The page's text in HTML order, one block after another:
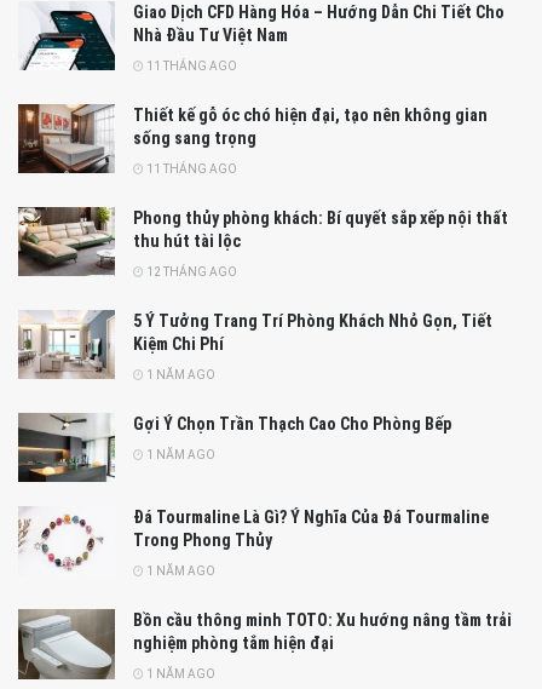
Giao Dịch CFD Hàng Hóa – Hướng Dẫn Chi Tiết Cho
Nhà Đầu Tư Việt Nam
11 THÁNG AGO
Thiết kế gỗ óc chó hiện đại, tạo nên không gian
sống sang trọng
11 THÁNG AGO
Phong thủy phòng khách: Bí quyết sắp xếp nội thất
thu hút tài lộc
12 THÁNG AGO
5 Ý Tưởng Trang Trí Phòng Khách Nhỏ Gọn, Tiết
Kiệm Chi Phí
1 NĂM AGO
Gợi Ý Chọn Trần Thạch Cao Cho Phòng Bếp
1 NĂM AGO
Đá Tourmaline Là Gì? Ý Nghĩa Của Đá Tourmaline
Trong Phong Thủy
1 NĂM AGO
Bồn cầu thông minh TOTO: Xu hướng nâng tầm trải
nghiệm phòng tắm hiện đại
1 NĂM AGO